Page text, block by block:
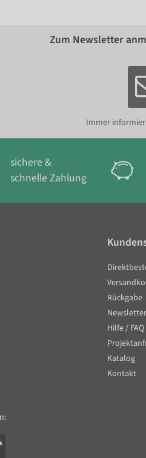
Zum Newsletter
Immer
sichere &
schnelle Zahlung
Rückgabe
Newsletter
Hilfe / FAQ
Katalog
Kontakt